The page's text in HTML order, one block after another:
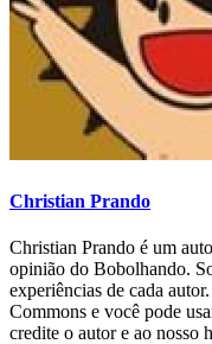
Christian Prando
Christian Prando é um
opinião do Bobolhando.
experiências de cada
Commons e você pode
credite o autor e ao nosso